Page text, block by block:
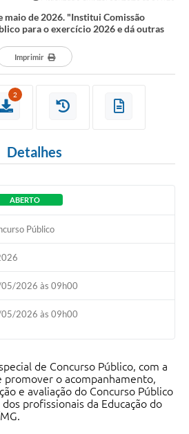
maio de 2026. "Institui Comissão
para o exercício 2026 e dá outras
Imprimir
2
Detalhes
ABERTO
Público
2026 às 09h00
2026 às 09h00
de Concurso Público, com a
promover o acompanhamento,
e avaliação do Concurso Público
profissionais da Educação do